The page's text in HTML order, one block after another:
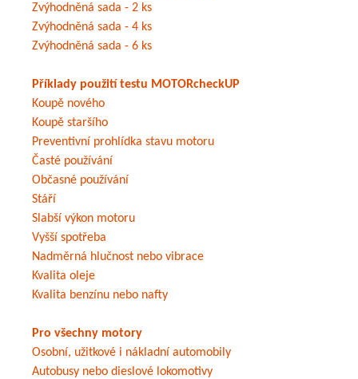
Zvýhodněná sada - 2 ks
Zvýhodněná sada - 4 ks
Zvýhodněná sada - 6 ks
Příklady použití testu MOTORcheckUP
Koupě nového
Koupě staršího
Preventivní prohlídka stavu motoru
Časté používání
Občasné používání
Stáří
Slabší výkon motoru
Vyšší spotřeba
Nadměrná hlučnost nebo vibrace
Kvalita oleje
Kvalita benzínu nebo nafty
Pro všechny motory
Osobní, užitkové i nákladní automobily
Autobusy nebo dieslové lokomotivy